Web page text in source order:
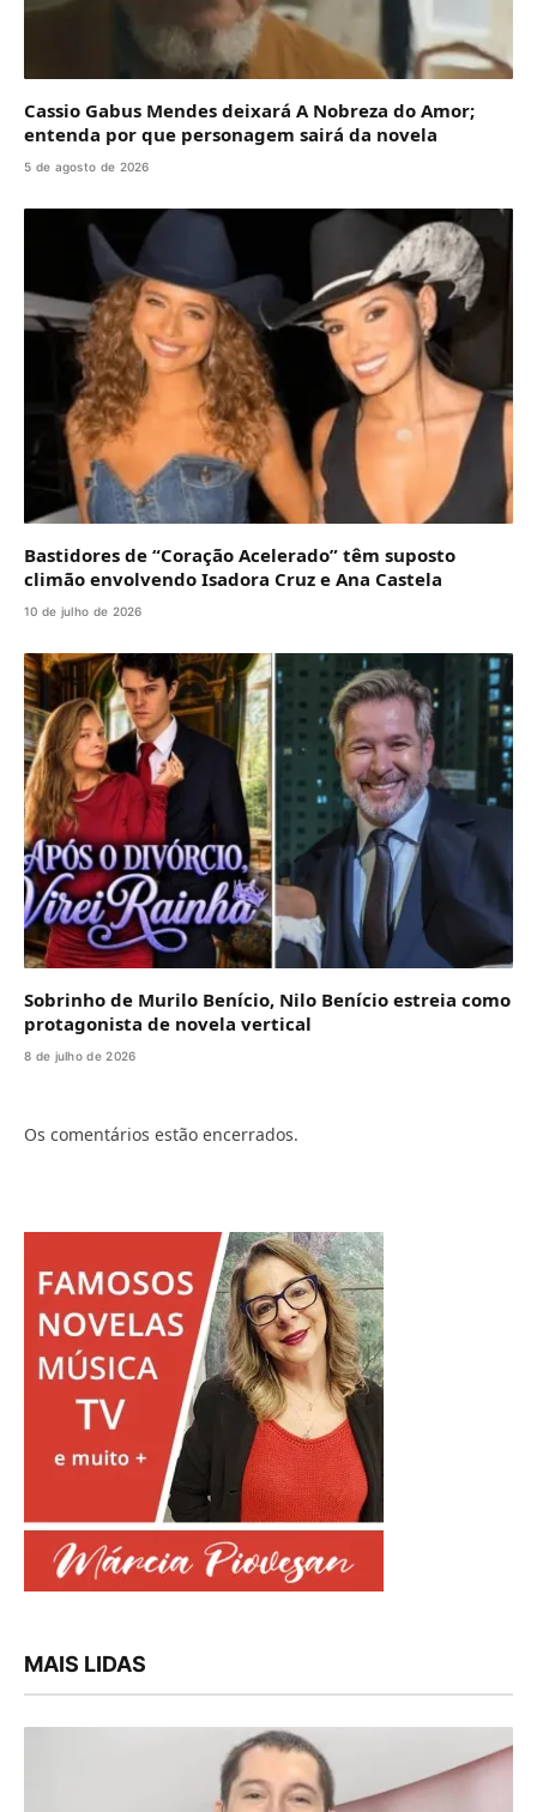
Cassio Gabus Mendes deixará A Nobreza do Amor;
entenda por que personagem sairá da novela
5 de agosto de 2026
Bastidores de “Coração Acelerado” têm suposto
climão envolvendo Isadora Cruz e Ana Castela
10 de julho de 2026
Sobrinho de Murilo Benício, Nilo Benício estreia como
protagonista de novela vertical
8 de julho de 2026
Os comentários estão encerrados.
MAIS LIDAS